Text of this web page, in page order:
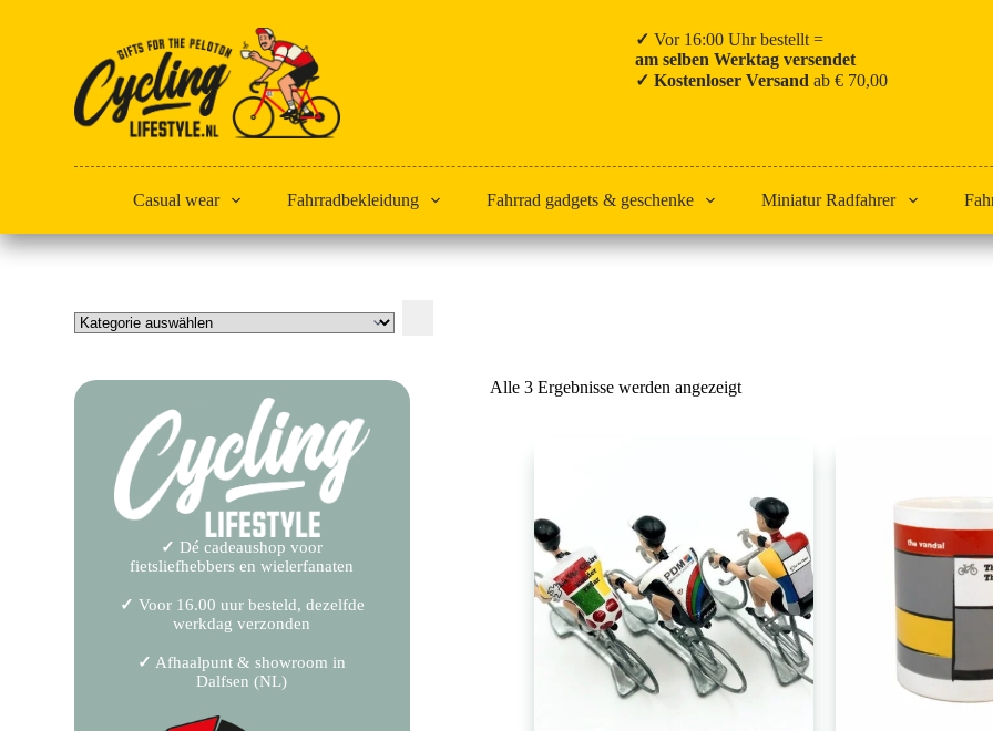
✓ Vor 16:00 Uhr bestellt =
am selben Werktag versendet
✓ Kostenloser Versand ab € 70,00
Casual wear Fahrradbekleidung Fahrrad gadgets & geschenke Miniatur Radfahrer
Alle 3 Ergebnisse werden angezeigtNach
auswählen
✓ Dé cadeaushop voor
fietsliefhebbers en wielerfanaten
✓ Voor 16.00 uur besteld, dezelfde
werkdag verzonden
✓ Afhaalpunt & showroom in
Dalfsen (NL)